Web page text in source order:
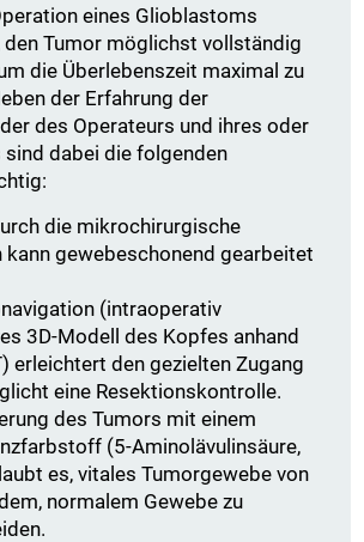
eines Glioblastoms
den Tumor möglichst vollständig
die Überlebenszeit maximal zu
der Erfahrung der
des Operateurs und ihres oder
sind dabei die folgenden
die mikrochirurgische
kann gewebeschonend gearbeitet
(intraoperativ
3D-Modell des Kopfes anhand
erleichtert den gezielten Zugang
eine Resektionskontrolle.
des Tumors mit einem
(5-Aminolävulinsäure,
es, vitales Tumorgewebe von
normalem Gewebe zu